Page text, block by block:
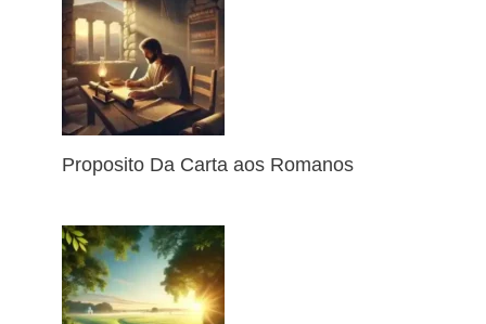
Proposito Da Carta aos Romanos